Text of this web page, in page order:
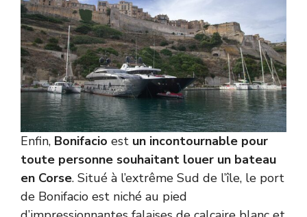
Enfin, Bonifacio est un incontournable pour
toute personne souhaitant louer un bateau
en Corse. Situé à l’extrême Sud de l’île, le port
de Bonifacio est niché au pied